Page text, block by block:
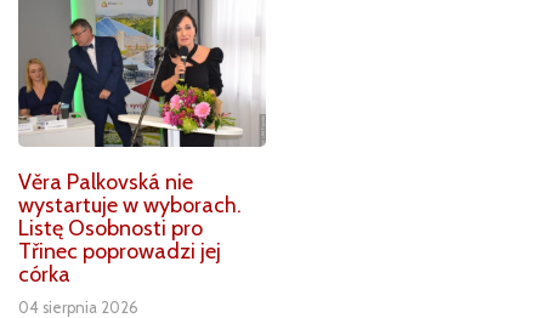
Věra Palkovská nie
wystartuje w wyborach.
Listę Osobnosti pro
Třinec poprowadzi jej
córka
04 sierpnia 2026